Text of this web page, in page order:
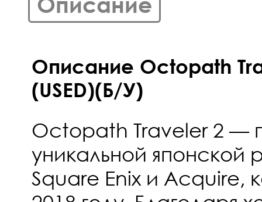
Описание Octopath
(USED)(Б/У)
Octopath Traveler 2 —
уникальной японской
Square Enix и Acquire,